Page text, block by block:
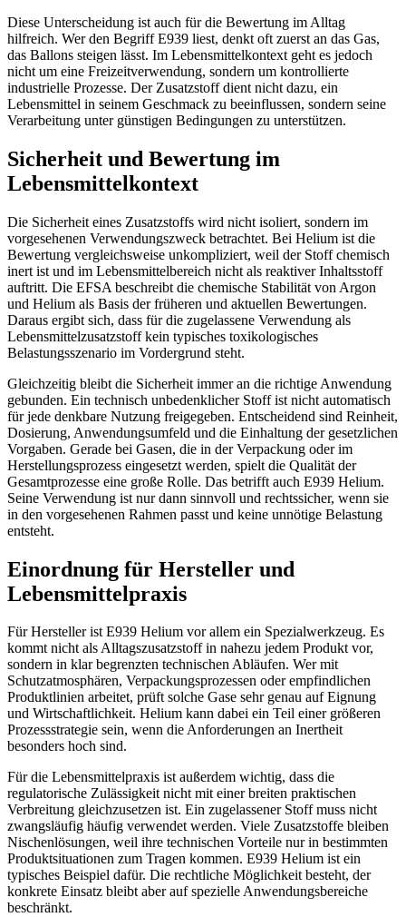
Diese Unterscheidung ist auch für die Bewertung im Alltag
hilfreich. Wer den Begriff E939 liest, denkt oft zuerst an das Gas,
das Ballons steigen lässt. Im Lebensmittelkontext geht es jedoch
nicht um eine Freizeitverwendung, sondern um kontrollierte
industrielle Prozesse. Der Zusatzstoff dient nicht dazu, ein
Lebensmittel in seinem Geschmack zu beeinflussen, sondern seine
Verarbeitung unter günstigen Bedingungen zu unterstützen.
Sicherheit und Bewertung im
Lebensmittelkontext
Die Sicherheit eines Zusatzstoffs wird nicht isoliert, sondern im
vorgesehenen Verwendungszweck betrachtet. Bei Helium ist die
Bewertung vergleichsweise unkompliziert, weil der Stoff chemisch
inert ist und im Lebensmittelbereich nicht als reaktiver Inhaltsstoff
auftritt. Die EFSA beschreibt die chemische Stabilität von Argon
und Helium als Basis der früheren und aktuellen Bewertungen.
Daraus ergibt sich, dass für die zugelassene Verwendung als
Lebensmittelzusatzstoff kein typisches toxikologisches
Belastungsszenario im Vordergrund steht.
Gleichzeitig bleibt die Sicherheit immer an die richtige Anwendung
gebunden. Ein technisch unbedenklicher Stoff ist nicht automatisch
für jede denkbare Nutzung freigegeben. Entscheidend sind Reinheit,
Dosierung, Anwendungsumfeld und die Einhaltung der gesetzlichen
Vorgaben. Gerade bei Gasen, die in der Verpackung oder im
Herstellungsprozess eingesetzt werden, spielt die Qualität der
Gesamtprozesse eine große Rolle. Das betrifft auch E939 Helium.
Seine Verwendung ist nur dann sinnvoll und rechtssicher, wenn sie
in den vorgesehenen Rahmen passt und keine unnötige Belastung
entsteht.
Einordnung für Hersteller und
Lebensmittelpraxis
Für Hersteller ist E939 Helium vor allem ein Spezialwerkzeug. Es
kommt nicht als Alltagszusatzstoff in nahezu jedem Produkt vor,
sondern in klar begrenzten technischen Abläufen. Wer mit
Schutzatmosphären, Verpackungsprozessen oder empfindlichen
Produktlinien arbeitet, prüft solche Gase sehr genau auf Eignung
und Wirtschaftlichkeit. Helium kann dabei ein Teil einer größeren
Prozessstrategie sein, wenn die Anforderungen an Inertheit
besonders hoch sind.
Für die Lebensmittelpraxis ist außerdem wichtig, dass die
regulatorische Zulässigkeit nicht mit einer breiten praktischen
Verbreitung gleichzusetzen ist. Ein zugelassener Stoff muss nicht
zwangsläufig häufig verwendet werden. Viele Zusatzstoffe bleiben
Nischenlösungen, weil ihre technischen Vorteile nur in bestimmten
Produktsituationen zum Tragen kommen. E939 Helium ist ein
typisches Beispiel dafür. Die rechtliche Möglichkeit besteht, der
konkrete Einsatz bleibt aber auf spezielle Anwendungsbereiche
beschränkt.